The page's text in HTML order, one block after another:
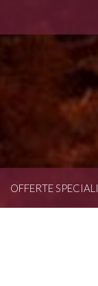
OFFERTE SPECIALI